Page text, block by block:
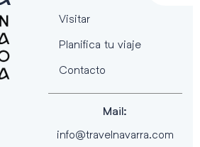
Visitar
Planifica tu viaje
Contacto
Mail:
info@travelnavarra.com